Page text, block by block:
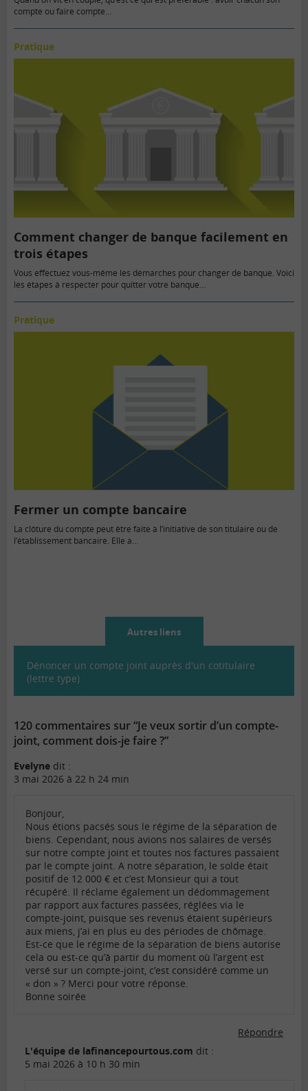
compte ou faire compte…
Pratique
Comment changer de banque facilement en
trois étapes
Vous effectuez vous-même les démarches pour changer de banque. Voici
les étapes à respecter pour quitter votre banque…
Pratique
Fermer un compte bancaire
La clôture du compte peut être faite à l’initiative de son titulaire ou de
l’établissement bancaire. Elle a…
Autres liens
Dénoncer un compte joint auprès d'un cotitulaire
(lettre type)
120 commentaires sur “Je veux sortir d’un compte-
joint, comment dois-je faire ?”
Evelyne dit :
3 mai 2026 à 22 h 24 min
Bonjour,
Nous étions pacsés sous le régime de la séparation de
biens. Cependant, nous avions nos salaires de versés
sur notre compte joint et toutes nos factures passaient
par le compte joint. A notre séparation, le solde était
positif de 12 000 € et c’est Monsieur qui a tout
récupéré. Il réclame également un dédommagement
par rapport aux factures passées, réglées via le
compte-joint, puisque ses revenus étaient supérieurs
aux miens, j’ai en plus eu des périodes de chômage.
Est-ce que le régime de la séparation de biens autorise
cela ou est-ce qu’à partir du moment où l’argent est
versé sur un compte-joint, c’est considéré comme un
« don » ? Merci pour votre réponse.
Bonne soirée
Répondre
L'équipe de lafinancepourtous.com dit :
5 mai 2026 à 10 h 30 min